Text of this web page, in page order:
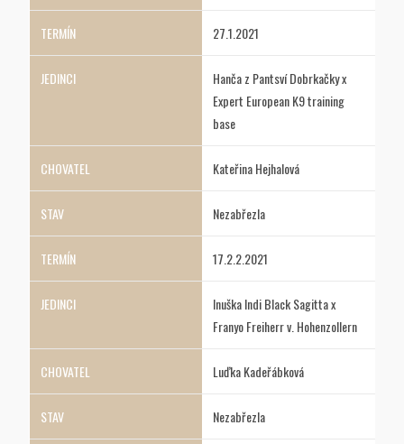
27.1.2021
Hanča z Pantsví Dobrkačky x
Expert European K9 training
base
Kateřina Hejhalová
Nezabřezla
17.2.2.2021
Inuška Indi Black Sagitta x
Franyo Freiherr v. Hohenzollern
Luďka Kadeřábková
Nezabřezla